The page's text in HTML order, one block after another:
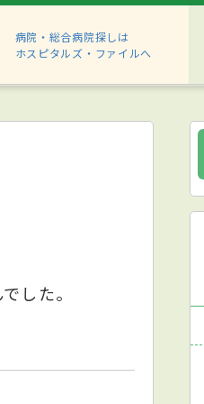
病院・総合病院探しは
ホスピタルズ・ファイルへ
した。